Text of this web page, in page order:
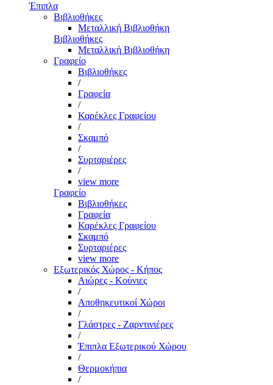
Έπιπλα
Βιβλιοθήκες
Μεταλλική Βιβλιοθήκη
Βιβλιοθήκες
Μεταλλική Βιβλιοθήκη
Γραφείο
Βιβλιοθήκες
/
Γραφεία
/
Καρέκλες Γραφείου
/
Σκαμπό
/
Συρταριέρες
/
view more
Γραφείο
Βιβλιοθήκες
Γραφεία
Καρέκλες Γραφείου
Σκαμπό
Συρταριέρες
view more
Εξωτερικός Χώρος - Κήπος
Αιώρες - Κούνιες
/
Αποθηκευτικοί Χώροι
/
Γλάστρες - Ζαρντινιέρες
/
Έπιπλα Εξωτερικού Χώρου
/
Θερμοκήπια
/